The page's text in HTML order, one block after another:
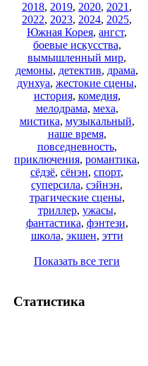
2018, 2019, 2020, 2021 ,
2022, 2023, 2024, 2025,
Южная Корея, ангст,
боевые искусства,
вымышленный мир,
демоны, детектив, драма,
дунхуа, жестокие сцены,
история, комедия,
мелодрама, меха,
мистика, музыкальный,
наше время,
повседневность,
приключения, романтика,
сёдзё, сёнэн, спорт,
суперсила, сэйнэн,
трагические сцены,
триллер, ужасы,
фантастика, фэнтези,
школа, экшен, этти
Показать все теги
Статистика